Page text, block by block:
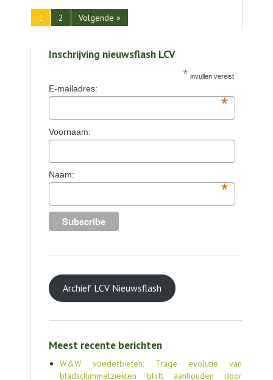
1 2 Volgende »
Inschrijving nieuwsflash LCV
* invullen vereist
E-mailadres:
*
Voornaam:
Naam:
*
Archief LCV Nieuwsflash
Meest recente berichten
W&W voederbieten: Trage evolutie van
bladschimmelziekten blijft aanhouden door